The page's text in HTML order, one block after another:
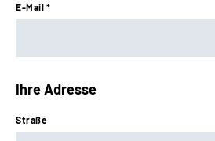
E-Mail *
Ihre Adresse
Straße